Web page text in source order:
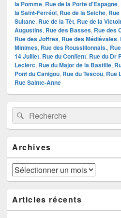
la Pomme, Rue de la Porte d'Espagne,
la Saint-Ferréol, Rue de la Seiche,
Sultane, Rue de la Têt, Rue de la
Augustins, Rue des Basses, Rue des
Rue des Joffres, Rue des Médiévales,
Minimes, Rue des Roussillonnais.,
14 Juillet, Rue du Conflent, Rue du Dr
Leclerc, Rue du Major de la Bastille,
Pont du Canigou, Rue du Tescou, Rue
Rue Sainte-Anne
Zone
principale
de
widget
barre
latérale
Recherche :Rechercher
Archives
Archives
Articles récents